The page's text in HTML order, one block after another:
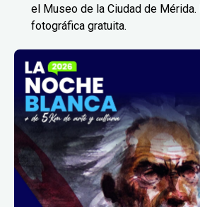
el Museo de la Ciudad de
fotográfica gratuita.